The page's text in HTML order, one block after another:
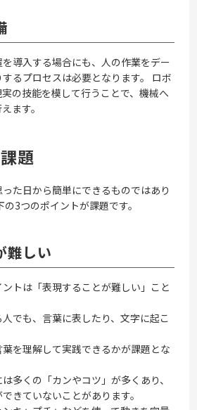
導入する場合にも、人の作業をデー
るプロセスは必要となります。 ロボ
の技能を模して行うことで、機械へ
ます。
題
た日から簡単にできるものではあり
3つのポイントが課題です。
難しい
トは「表現することが難しい」こと
でも、言葉に表したり、文字に起こ
を理解して実践できるかが課題とな
多くの「カンやコツ」が多くあり、
きていないことがあります。